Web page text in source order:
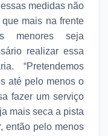
medidas não
mais na frente
menores seja
realizar essa
“Pretendemos
até pelo menos o
fazer um serviço
mais seca a pista
então pelo menos